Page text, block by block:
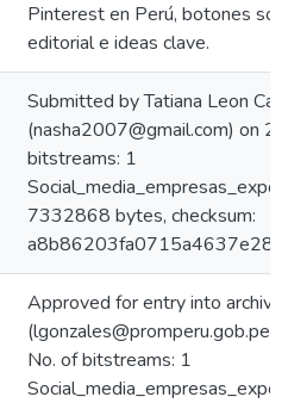
Pinterest en Perú, botones
editorial e ideas clave.
Submitted by Tatiana Leon
(nasha2007@gmail.com) on
bitstreams: 1
7332868 bytes, checksum:
Approved for entry into
No. of bitstreams: 1